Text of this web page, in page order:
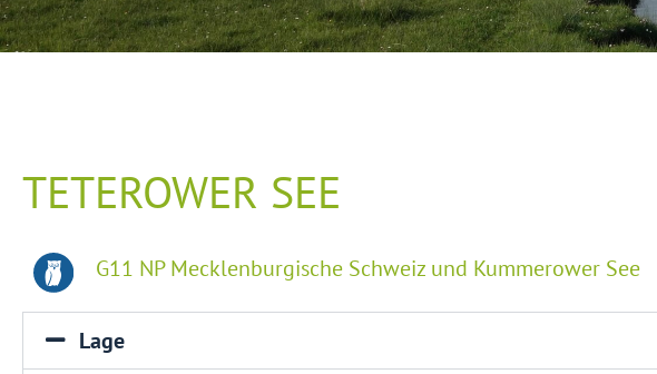
TETEROWER SEE
G11 NP Mecklenburgische Schweiz und Kummerower See
Lage